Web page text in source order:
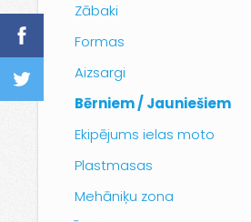
Zābaki
Formas
Aizsargi
Bērniem / Jauniešiem
Ekipējums ielas moto
Plastmasas
Mehāniķu zona